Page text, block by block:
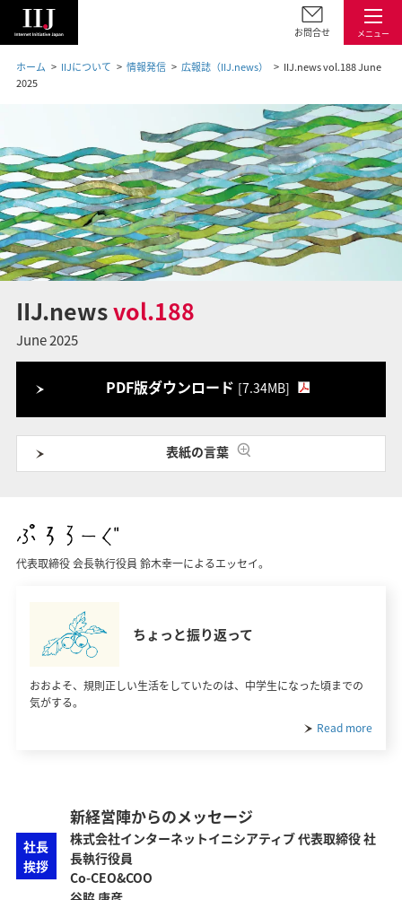
メニュー
お問合せ
ホーム IIJについて 情報発信 広報誌（IIJ.news）
IIJ.news vol.188 June
2025
IIJ.newsvol.188
June 2025
PDF版ダウンロード [7.34MB]
表紙の言葉
代表取締役 会長執行役員 鈴木幸一によるエッセイ。
ちょっと振り返って
おおよそ、規則正しい生活をしていたのは、中学生になった頃までの
気がする。
Read more
社長
挨拶
新経営陣からのメッセージ
株式会社インターネットイニシアティブ 代表取締役 社
長執行役員
Co-CEO&COO